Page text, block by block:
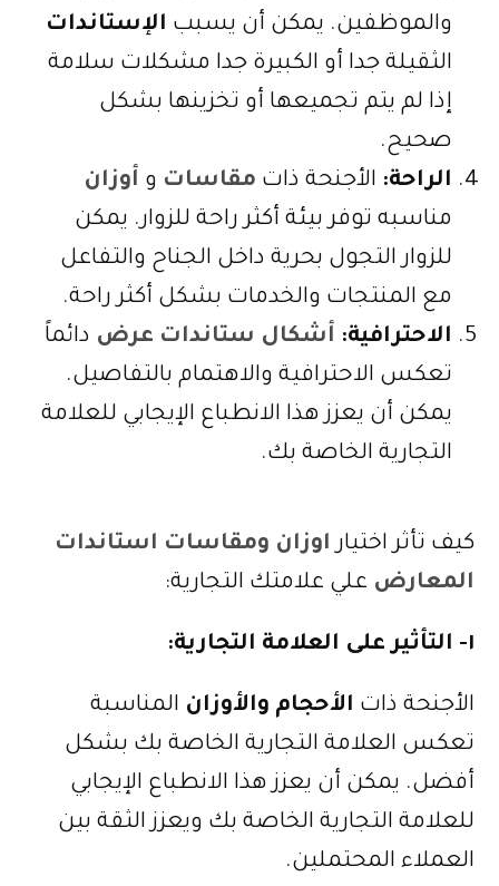
والموظفين. يمكن أن يسبب الإستاندات
الثقيلة جدا أو الكبيرة جدا مشكلات سلامة
إذا لم يتم تجميعها أو تخزينها بشكل
صحيح.
الراحة: الأجنحة ذات مقاسات و أوزان
مناسبه توفر بيئة أكثر راحة للزوار. يمكن
للزوار التجول بحرية داخل الجناح والتفاعل
مع المنتجات والخدمات بشكل أكثر راحة.
الاحترافية: أشكال ستاندات عرض دائماً
تعكس الاحترافية والاهتمام بالتفاصيل.
يمكن أن يعزز هذا الانطباع الإيجابي للعلامة
التجارية الخاصة بك.
كيف تأثر اختيار اوزان ومقاسات استاندات
المعارض علي علامتك التجارية:
١- التأثير على العلامة التجارية:
الأجنحة ذات الأحجام والأوزان المناسبة
تعكس العلامة التجارية الخاصة بك بشكل
أفضل. يمكن أن يعزز هذا الانطباع الإيجابي
للعلامة التجارية الخاصة بك ويعزز الثقة بين
العملاء المحتملين.